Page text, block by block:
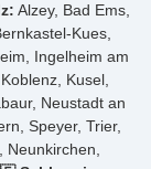
Alzey, Bad Ems,
Kues,
Ingelheim am
Kusel,
Neustadt an
Speyer, Trier,